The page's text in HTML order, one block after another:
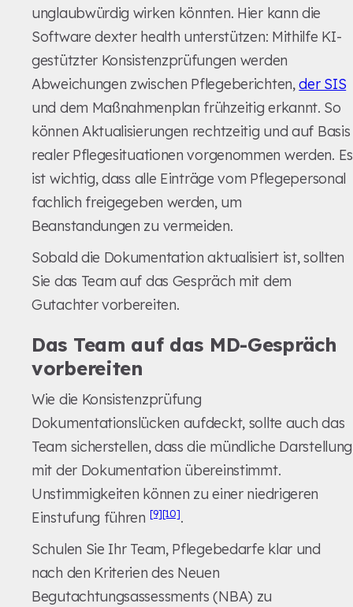
unglaubwürdig wirken könnten. Hier kann die
Software dexter health unterstützen: Mithilfe KI-
gestützter Konsistenzprüfungen werden
Abweichungen zwischen Pflegeberichten,der SIS
und dem Maßnahmenplan frühzeitig erkannt. So
können Aktualisierungen rechtzeitig und auf Basis
realer Pflegesituationen vorgenommen werden. Es
ist wichtig, dass alle Einträge vom Pflegepersonal
fachlich freigegeben werden, um
Beanstandungen zu vermeiden.
Sobald die Dokumentation aktualisiert ist, sollten
Sie das Team auf das Gespräch mit dem
Gutachter vorbereiten.
Das Team auf das MD-Gespräch
vorbereiten
Wie die Konsistenzprüfung
Dokumentationslücken aufdeckt, sollte auch das
Team sicherstellen, dass die mündliche Darstellung
mit der Dokumentation übereinstimmt.
Unstimmigkeiten können zu einer niedrigeren
Einstufung führen [9][10].
Schulen Sie Ihr Team, Pflegebedarfe klar und
nach den Kriterien des Neuen
Begutachtungsassessments (NBA) zu